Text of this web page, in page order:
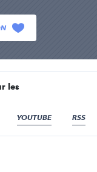
les
YOUTUBE RSS